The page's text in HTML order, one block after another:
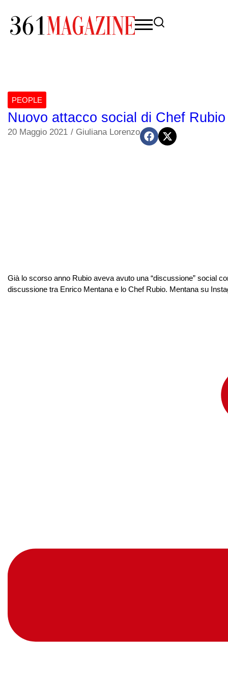
PEOPLE
Nuovo attacco social di Chef
20 Maggio 2021 / Giuliana Lorenzo
Già lo scorso anno Rubio aveva avuto una “discussione” social
discussione tra Enrico Mentana e lo Chef Rubio. Mentana su